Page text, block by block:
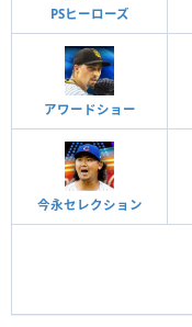
PSヒーローズ
アワードショー
今永セレクション